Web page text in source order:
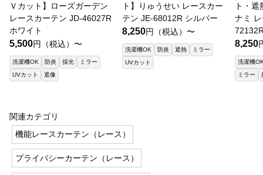
Ｖカット】ローズガーデン
レースカーテン JD-46027R
ホワイト
5,500円（税込）〜
洗濯機OK 防炎 採光
ミラー
UVカット
遮像
ト】りゅうせい レースカー
テン JE-68012R シルバー
8,250円（税込）〜
洗濯機OK 防炎 遮熱
ミラー
UVカット
ト・
ナミ
8,250
洗濯機
ミラー
関連カテゴリ
機能レースカーテン（レース）
プライバシーカーテン（レース）